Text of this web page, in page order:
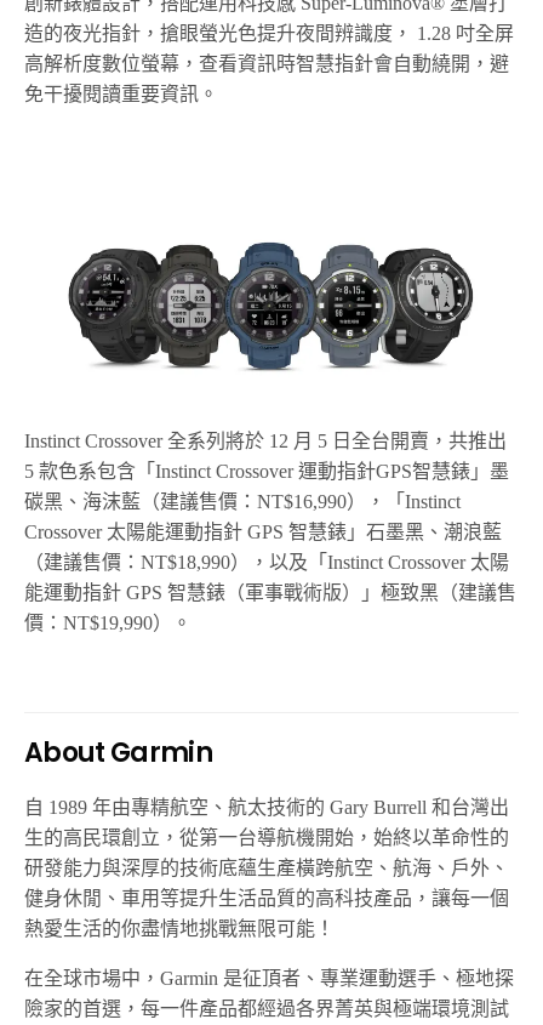
造的夜光指針，搶眼螢光色提升夜間辨識度，
1.28 吋全屏
高解析度數位螢幕，查看資訊時智慧指針會自動繞開，避
免干擾閱讀重要資訊。
Instinct Crossover全系列將於 12 月 5 日全台開賣 ，共推出
5款色系包含「Instinct Crossover運動指針GPS智慧錶 」墨
碳黑、海沫藍（建議售價： NT$16,990） ，「 Instinct
Crossover 太陽能運動指針GPS智慧錶 」石墨黑、潮浪藍
（建議售價：NT$18,990） ，以及「 Instinct Crossover 太陽
能運動指針GPS智慧錶（軍事戰術版） 」極致黑（建議售
價：NT$19,990） 。
AboutGarmin
自 1989年由專精航空、航太技術的Gary Burrell和台灣出
生的高民環創立，從第一台導航機開始，始終以革命性的
研發能力與深厚的技術底蘊生產橫跨航空、航海、戶外、
健身休閒、車用等提升生活品質的高科技產品，讓每一個
熱愛生活的你盡情地挑戰無限可能！
在全球市場中， Garmin 是征頂者、專業運動選手、極地探
險家的首選，每一件產品都經過各界菁英與極端環境測試